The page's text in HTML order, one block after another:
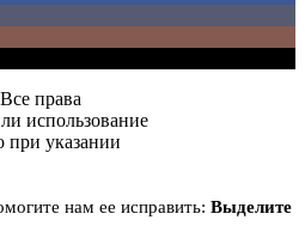
права
использование
при указании
нам ее исправить: Выделите